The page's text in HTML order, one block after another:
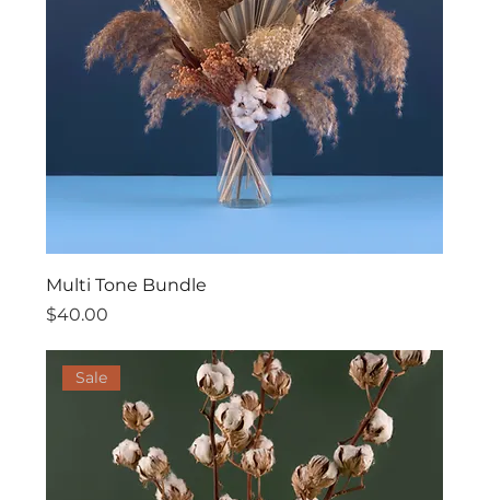
Multi Tone Bundle
價格
$40.00
Sale